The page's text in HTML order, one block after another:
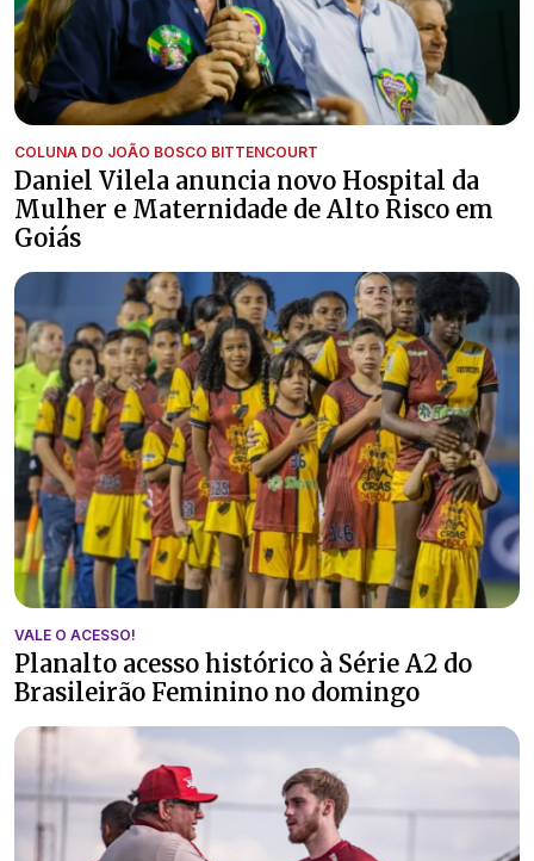
COLUNA DO JOÃO BOSCO BITTENCOURT
Daniel Vilela anuncia novo Hospital da
Mulher e Maternidade de Alto Risco em
Goiás
VALE O ACESSO!
Planalto acesso histórico à Série A2 do
Brasileirão Feminino no domingo